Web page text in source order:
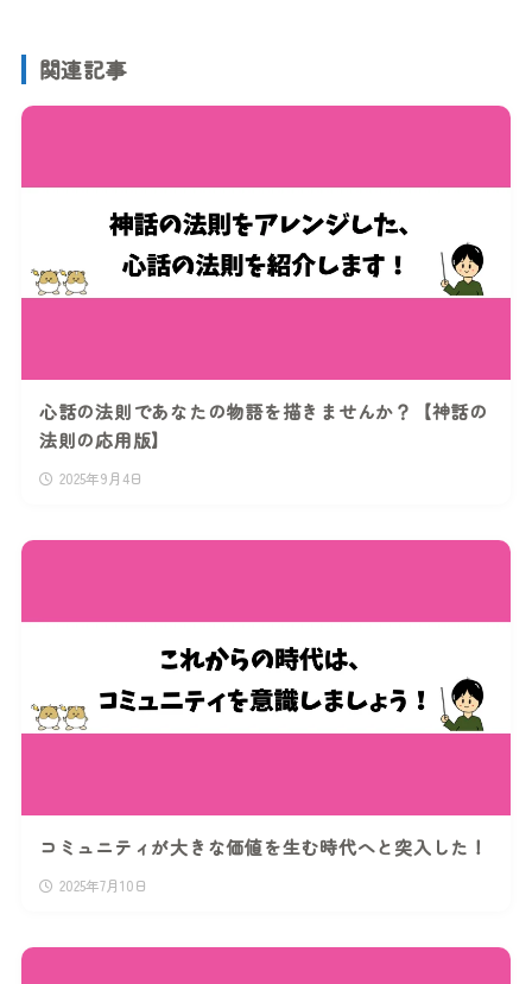
関連記事
心話の法則であなたの物語を描きませんか？【神話の
法則の応用版】
2025年9月4日
コミュニティが大きな価値を生む時代へと突入した！
2025年7月10日